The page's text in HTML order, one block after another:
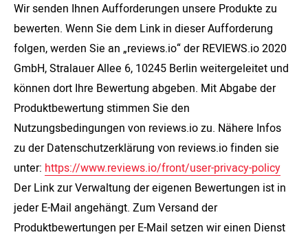
Wir senden Ihnen Aufforderungen unsere Produkte zu
bewerten. Wenn Sie dem Link in dieser Aufforderung
folgen, werden Sie an „reviews.io“ der REVIEWS.io 2020
GmbH, Stralauer Allee 6, 10245 Berlin weitergeleitet und
können dort Ihre Bewertung abgeben. Mit Abgabe der
Produktbewertung stimmen Sie den
Nutzungsbedingungen von reviews.io zu. Nähere Infos
zu der Datenschutzerklärung von reviews.io finden sie
unter: https://www.reviews.io/front/user-privacy-policy
Der Link zur Verwaltung der eigenen Bewertungen ist in
jeder E-Mail angehängt. Zum Versand der
Produktbewertungen per E-Mail setzen wir einen Dienst